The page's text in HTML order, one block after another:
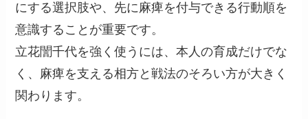
にする選択肢や、先に麻痺を付与できる行動順を
意識することが重要です。
立花誾千代を強く使うには、本人の育成だけでな
く、麻痺を支える相方と戦法のそろい方が大きく
関わります。